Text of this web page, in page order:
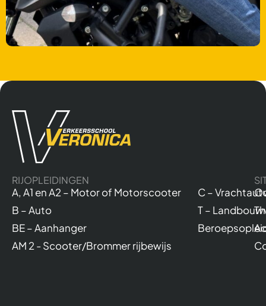
RIJOPLEIDINGEN
A, A1 en A2 – Motor of Motorscooter
B – Auto
BE – Aanhanger
AM 2 - Scooter/Brommer rijbewijs
C –
T –